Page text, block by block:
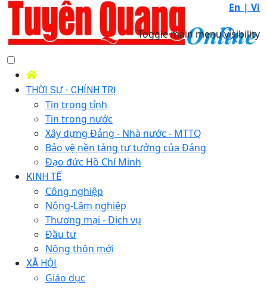
En | Vi
Toggle main menu visibility
THỜI SỰ - CHÍNH TRỊ
Tin trong tỉnh
Tin trong nước
Xây dựng Đảng - Nhà nước - MTTQ
Bảo vệ nền tảng tư tưởng của Đảng
Đạo đức Hồ Chí Minh
KINH TẾ
Công nghiệp
Nông-Lâm nghiệp
Thương mại - Dịch vụ
Đầu tư
Nông thôn mới
XÃ HỘI
Giáo dục